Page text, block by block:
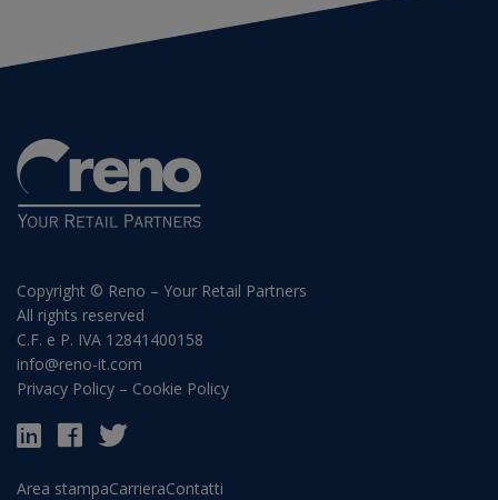
Copyright © Reno – Your Retail Partners
All rights reserved
C.F. e P. IVA 12841400158
info@reno-it.com
Privacy Policy – Cookie Policy
Area stampaCarrieraContatti